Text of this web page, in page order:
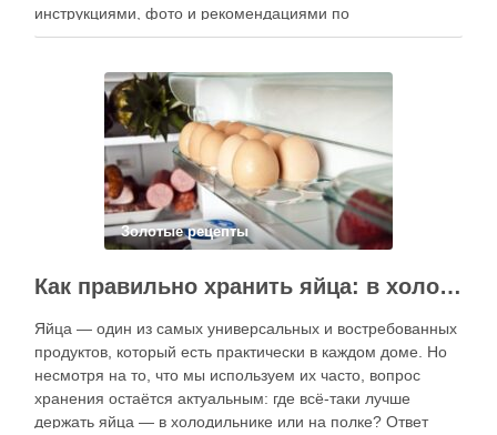
инструкциями, фото и рекомендациями по
приготовлению. В отличие от печатных изданий,
контент, расширять коллекции блюд и добавлять новые
функции. Ниже …
Золотые рецепты
Как правильно хранить яйца: в холодильнике или на полке?
Яйца — один из самых универсальных и востребованных
продуктов, который есть практически в каждом доме. Но
несмотря на то, что мы используем их часто, вопрос
хранения остаётся актуальным: где всё-таки лучше
держать яйца — в холодильнике или на полке? Ответ